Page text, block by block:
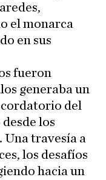
el monarca
en sus
fueron
generaba un
del
los
Una travesía a
los desafíos
hacia un